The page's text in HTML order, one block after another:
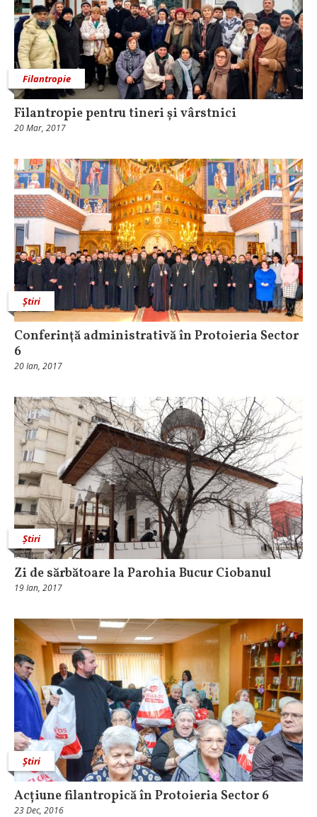
Filantropie
Filantropie pentru tineri și vârstnici
20 Mar, 2017
Știri
Conferinţă administrativă în Protoieria Sector
6
20 Ian, 2017
Știri
Zi de sărbătoare la Parohia Bucur Ciobanul
19 Ian, 2017
Știri
Acțiune filantropică în Protoieria Sector 6
23 Dec, 2016